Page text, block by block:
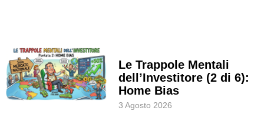
Le Trappole Mentali
dell’Investitore (2 di 6):
Home Bias
3 Agosto 2026